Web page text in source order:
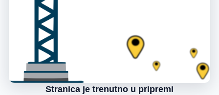
Stranica je trenutno u pripremi